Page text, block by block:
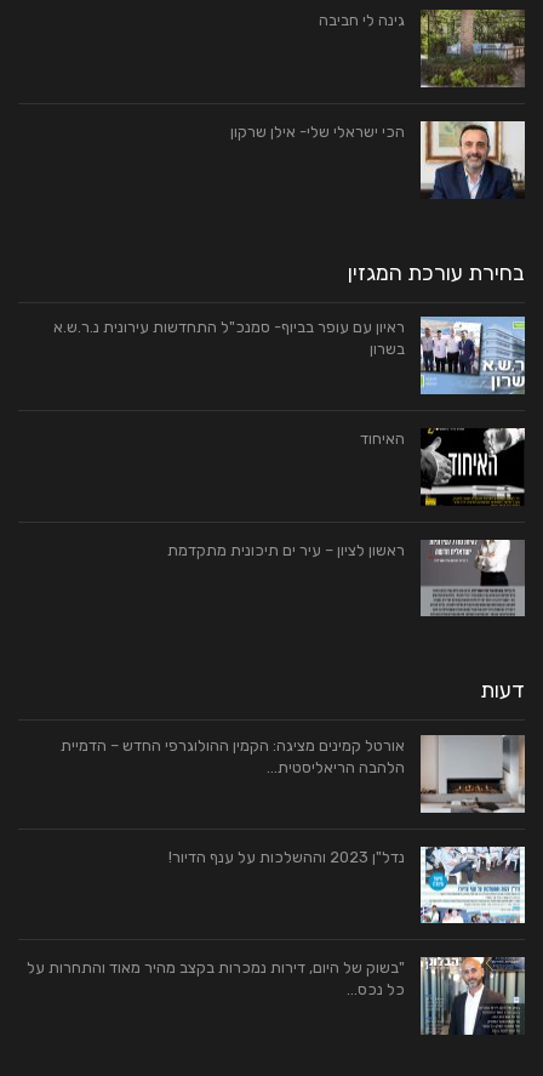
גינה לי חביבה
הכי ישראלי שלי- אילן שרקון
בחירת עורכת המגזין
ראיון עם עופר בביוף- סמנכ"ל התחדשות עירונית נ.ר.ש.א
בשרון
האיחוד
ראשון לציון – עיר ים תיכונית מתקדמת
דעות
אורטל קמינים מציגה: הקמין ההולוגרפי החדש – הדמיית
הלהבה הריאליסטית…
נדל"ן 2023 וההשלכות על ענף הדיור!
"בשוק של היום, דירות נמכרות בקצב מהיר מאוד והתחרות על
כל נכס…